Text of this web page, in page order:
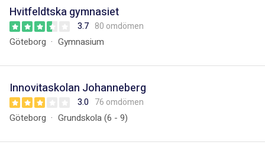
Hvitfeldtska gymnasiet
3.7 80 omdömen
Göteborg Gymnasium
Innovitaskolan Johanneberg
3.0 76 omdömen
Göteborg Grundskola (6 - 9)